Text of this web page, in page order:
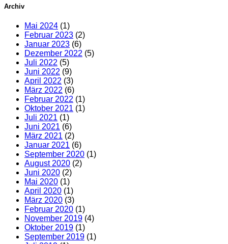
Archiv
Mai 2024 (1)
Februar 2023 (2)
Januar 2023 (6)
Dezember 2022 (5)
Juli 2022 (5)
Juni 2022 (9)
April 2022 (3)
März 2022 (6)
Februar 2022 (1)
Oktober 2021 (1)
Juli 2021 (1)
Juni 2021 (6)
März 2021 (2)
Januar 2021 (6)
September 2020 (1)
August 2020 (2)
Juni 2020 (2)
Mai 2020 (1)
April 2020 (1)
März 2020 (3)
Februar 2020 (1)
November 2019 (4)
Oktober 2019 (1)
September 2019 (1)